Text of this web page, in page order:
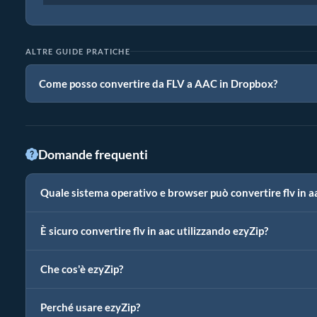
ALTRE GUIDE PRATICHE
Come posso convertire da FLV a AAC in Dropbox?
Domande frequenti
Quale sistema operativo e browser può convertire flv in
È sicuro convertire flv in aac utilizzando ezyZip?
Che cos'è ezyZip?
Perché usare ezyZip?